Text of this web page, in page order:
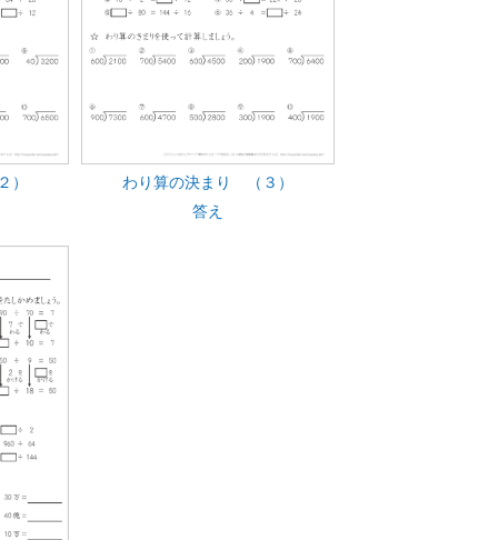
）
わり算の決まり （３）
答え